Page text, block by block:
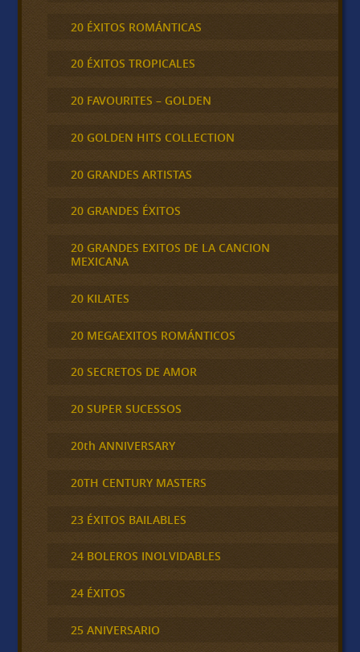
20 ÉXITOS ROMÁNTICAS
20 ÉXITOS TROPICALES
20 FAVOURITES – GOLDEN
20 GOLDEN HITS COLLECTION
20 GRANDES ARTISTAS
20 GRANDES ÉXITOS
20 GRANDES EXITOS DE LA CANCION
MEXICANA
20 KILATES
20 MEGAEXITOS ROMÁNTICOS
20 SECRETOS DE AMOR
20 SUPER SUCESSOS
20th ANNIVERSARY
20TH CENTURY MASTERS
23 ÉXITOS BAILABLES
24 BOLEROS INOLVIDABLES
24 ÉXITOS
25 ANIVERSARIO